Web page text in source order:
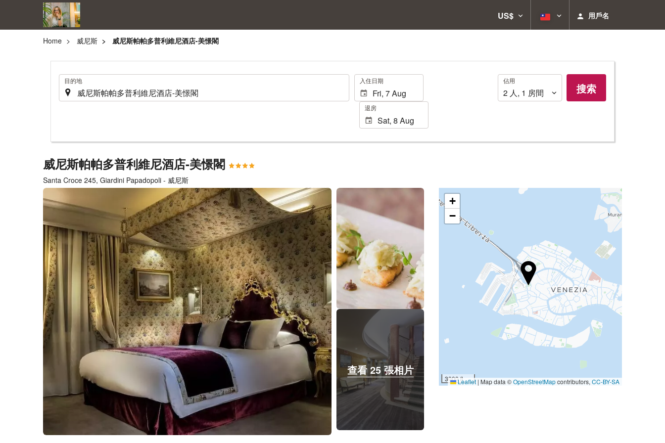
US$ 用戶名
Home 威尼斯 威尼斯帕帕多普利維尼酒店-美憬閣
. 目的地 . 入住日期
退房
佔
用
佔用
2 人, 1 房間 搜索
威尼斯帕帕多普利維尼酒店-美憬閣
Santa Croce 245, Giardini Papadopoli - 威尼斯
查看 25 張相片
+
−
3000 ftLeaflet | Map data ©OpenStreetMapcontributors, CC-BY-SA